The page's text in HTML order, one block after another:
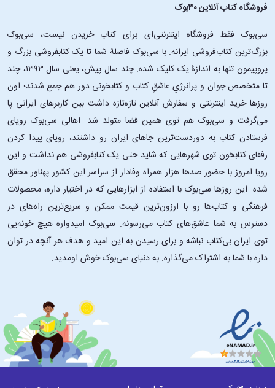
• نمی‌توان انکار کرد که روپی کائور یکی از بهترین‌ و مشهورترین شاعران آمریکا
است. بوستون گلوب (The Boston Globe)
• این شاعر ۲۴ ساله، که اولین مجموعه‌اش با عنوان «شیر و عسل» را ابتدا
خودش به چاپ رساند، حالا تبدیل به پرفروش‌ترینِ نیویورک تایمز شده است و
با کتاب دومش نیز برگشته است. WWD
• روپی کائور شعر را دوباره زنده کرده است... او بی شک توانایی شاعرانهٔ بالایی
دارد تا بتواند احساسات ناب و خالص را برای خواننده به تصویر بکشد.
اکونومیست (The Economist)
این کتاب مناسب چه کسانی است؟
.
اگر به اشعار مینیمالیستی و متفاوت یا شعرهایی در سبک اشعار سپید علاقه
دارید، این کتاب برای شماست. همچنین اگر به دنبال خودشناسی، التیام و
توانمندسازی می‌گردید، از خواندن اشعار و نثر زیبای این کتاب لذت خواهید
بُرد. این کتاب به‌ویژه مناسب خوانندگان جوانی است که در زندگی خود با
چرا کتاب «شیر و عسل» را بخوانیم؟
.
• طنین احساسی:کائور آشکارا در مورد تجربیات دشوار مانند دلشکستگی،
سوءاستفاده و غم می‌نویسد و به خوانندگان کمک می‌کند تا احساس کنند درک
فروشگاه کتاب آنلاین ۳۰بوک
سی‌بوک فقط فروشگاه اینترنتی‌ای برای کتاب خریدن نیست، سی‌بوک
بزرگ‌ترین کتاب‌فروشی ایرانه. با سی‌بوک فاصلۀ شما تا یک کتابفروشی بزرگ و
پروپیمون تنها به اندازۀ یک کلیک شده. چند سال پیش، یعنی سال ۱۳۹۳، چند
تا متخصص جوان و پرانرژیِ عاشقِ کتاب و کتابخونی دور هم جمع شدند؛ اون‌
روزها خرید اینترنتی و سفارش آنلاین تازه‌تازه داشت بین کاربرهای ایرانی پا
می‌گرفت و سی‌بوک هم توی همین فضا متولد شد. اهالی سی‌بوک رویای
فرستادن کتاب به دوردست‌ترین جاهای ایران رو داشتند، رویای پیدا کردن
رفقای کتابخون توی شهرهایی که شاید حتی یک کتابفروشی هم نداشت و این
رویا امروز با حضور صدها هزار همراه وفادار از سراسر این کشور پهناور محقق
شده. این ‌روزها سی‌بوک با استفاده از ابزارهایی که در اختیار داره، محصولات
فرهنگی و کتاب‌ها رو با ارزون‌ترین قیمت ممکن و سریع‌ترین راه‌های در
دسترس به شما عاشق‌های کتاب می‌رسونه. سی‌بوک امیدواره هیچ خونه‌یی
توی ایران بی‌کتاب نباشه و برای رسیدن به این امید و هدف هر آنچه در توان
داره با شما به اشتراک می‌گذاره. به دنیای سی‌بوک خوش اومدید.